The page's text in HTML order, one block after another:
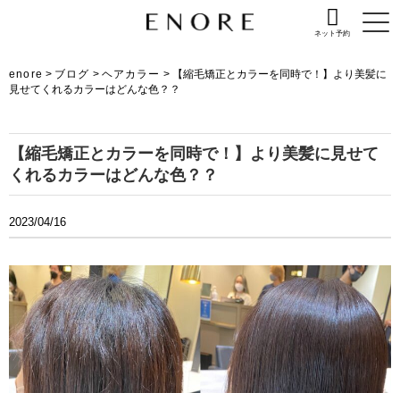
ネット予約
enore > ブログ > ヘアカラー >
【縮毛矯正とカラーを同時で！】より美髪に
見せてくれるカラーはどんな色？？
【縮毛矯正とカラーを同時で！】より美髪に見せて
くれるカラーはどんな色？？
2023/04/16